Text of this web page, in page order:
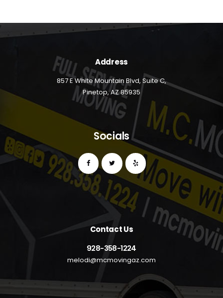
Address
857 E White Mountain Blvd, Suite C,
Pinetop, AZ 85935
Socials
Contact Us
928-358-1224
melodi@mcmovingaz.com